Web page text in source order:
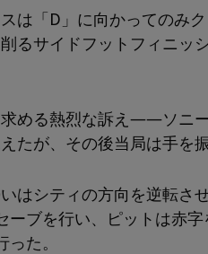
は「D」に向かってのみ
るサイドフットフィニッ
める熱烈な訴え――ソニ
たが、その後当局は手を振
はシティの方向を逆転さ
ーブを行い、ピットは赤
た。